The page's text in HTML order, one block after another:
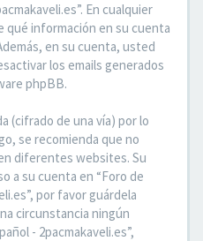
En cualquier
qué información en su cuenta
en su cuenta, usted
los emails generados
phpBB.
(cifrado de una vía) por lo
se recomienda que no
diferentes websites. Su
a su cuenta en “Foro de
por favor guárdela
circunstancia ningún
- 2pacmakaveli.es”,